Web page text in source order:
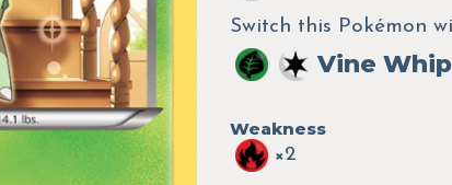
Switch this Pokémon
Vine Whip
Weakness
×2